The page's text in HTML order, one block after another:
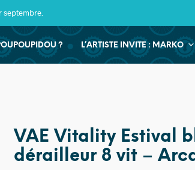
septembre.
? L’ARTISTE INVITE : MARKO
VAE Vitality Estival
dérailleur 8 vit –